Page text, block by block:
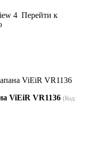
4 Перейти к
ViEiR VR1136
ViEiR VR1136 (Код: